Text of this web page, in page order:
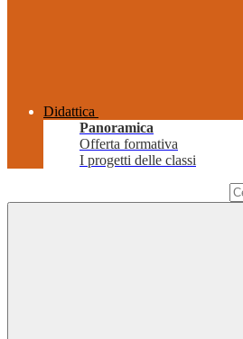
Didattica
Panoramica
Offerta formativa
I progetti delle classi